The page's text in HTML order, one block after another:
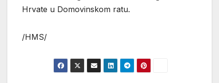
Hrvate u Domovinskom ratu.
/HMS/